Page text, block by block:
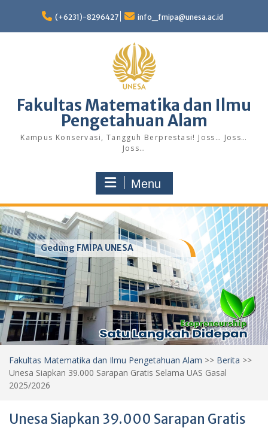
content
(+6231)-8296427 info_fmipa@unesa.ac.id
Fakultas Matematika dan Ilmu
Pengetahuan Alam
Kampus Konservasi, Tangguh Berprestasi! Joss… Joss…
Joss…
Menu
Gedung FMIPA UNESA
Fakultas Matematika dan Ilmu Pengetahuan Alam >> Berita >>
Unesa Siapkan 39.000 Sarapan Gratis Selama UAS Gasal
2025/2026
Unesa Siapkan 39.000 Sarapan Gratis